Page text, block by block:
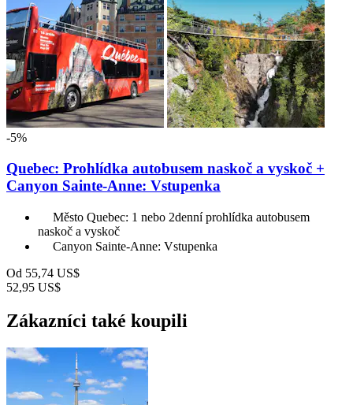
-5%
Quebec: Prohlídka autobusem naskoč a vyskoč +
Canyon Sainte-Anne: Vstupenka
Město Quebec: 1 nebo 2denní prohlídka autobusem
naskoč a vyskoč
Canyon Sainte-Anne: Vstupenka
Od 55,74 US$
52,95 US$
Zákazníci také koupili